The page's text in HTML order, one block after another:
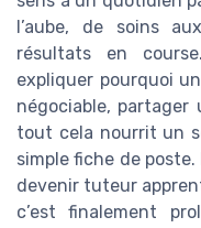
l’aube, de soins
résultats en
expliquer pourquoi
négociable,
tout cela nourrit un
simple fiche de
devenir tuteur
c’est finalement